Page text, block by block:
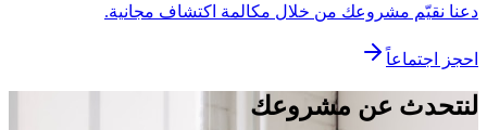
دعنا نقيّم مشروعك من خلال مكالمة اكتشاف مجانية.
احجز اجتماعاً
لنتحدث عن مشروعك